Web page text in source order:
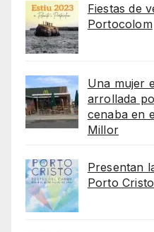
Fiestas de
Portocolom
Una mujer
arrollada
cenaba en
Millor
Presentan
Porto